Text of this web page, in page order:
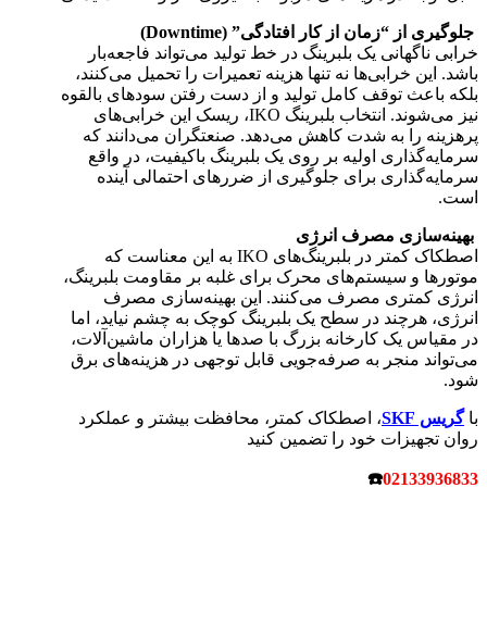
جلوگیری از “زمان از کار افتادگی” (Downtime)
خرابی ناگهانی یک بلبرینگ در خط تولید می‌تواند فاجعه‌بار
باشد. این خرابی‌ها نه تنها هزینه تعمیرات را تحمیل می‌کنند،
بلکه باعث توقف کامل تولید و از دست رفتن سودهای بالقوه
نیز می‌شوند. انتخاب بلبرینگ IKO، ریسک این خرابی‌های
پرهزینه را به شدت کاهش می‌دهد. صنعتگران می‌دانند که
سرمایه‌گذاری اولیه بر روی یک بلبرینگ باکیفیت، در واقع
سرمایه‌گذاری برای جلوگیری از ضررهای احتمالی آینده
است.
بهینه‌سازی مصرف انرژی
اصطکاک کمتر در بلبرینگ‌های IKO به این معناست که
موتورها و سیستم‌های محرک برای غلبه بر مقاومت بلبرینگ،
انرژی کمتری مصرف می‌کنند. این بهینه‌سازی مصرف
انرژی، هرچند در سطح یک بلبرینگ کوچک به چشم نیاید، اما
در مقیاس یک کارخانه بزرگ با صدها یا هزاران ماشین‌آلات،
می‌تواند منجر به صرفه‌جویی قابل توجهی در هزینه‌های برق
شود.
باگریس SKF
، اصطکاک کمتر، محافظت بیشتر و عملکرد
روان تجهیزات خود را تضمین کنید
02133936833
☎